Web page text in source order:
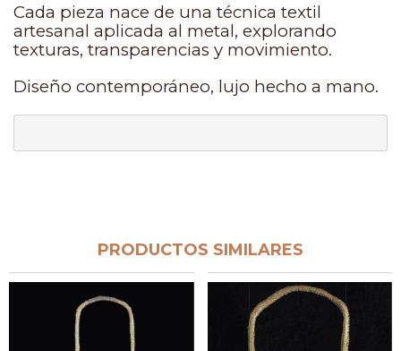
Cada pieza nace de una técnica textil
artesanal aplicada al metal, explorando
texturas, transparencias y movimiento.
Diseño contemporáneo, lujo hecho a mano.
PRODUCTOS SIMILARES